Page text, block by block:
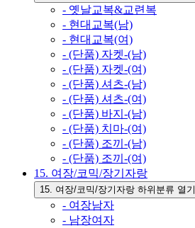
- 옛날교복&교련복
- 현대교복(남)
- 현대교복(여)
- (단품) 자켓-(남)
- (단품) 자켓-(여)
- (단품) 셔츠-(남)
- (단품) 셔츠-(여)
- (단품) 바지-(남)
- (단품) 치마-(여)
- (단품) 조끼-(남)
- (단품) 조끼-(여)
15. 여장/코믹/장기자랑
15. 여장/코믹/장기자랑 하위분류 열기
- 여장남자
- 남장여자